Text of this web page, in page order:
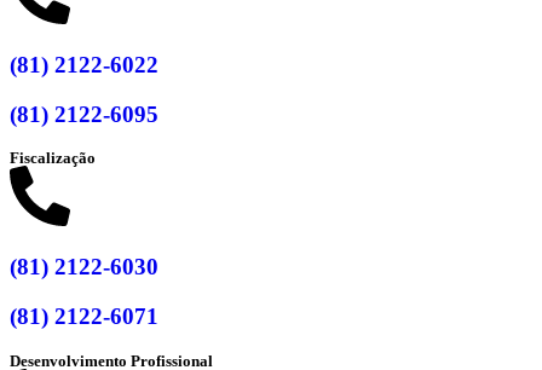
(81) 2122-6022
(81) 2122-6095
Fiscalização
(81) 2122-6030
(81) 2122-6071
Desenvolvimento Profissional